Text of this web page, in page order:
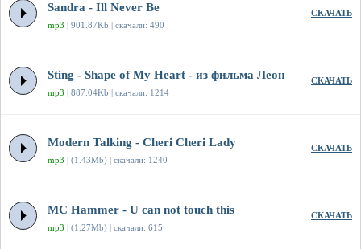
Sandra - Ill Never Be
mp3 | 901.87Kb | скачали: 490
СКАЧАТЬ
Sting - Shape of My Heart - из фильма Леон
mp3 | 887.04Kb | скачали: 1214
СКАЧАТЬ
Modern Talking - Cheri Cheri Lady
mp3 | (1.43Mb) | скачали: 1240
СКАЧАТЬ
MC Hammer - U can not touch this
mp3 | (1.27Mb) | скачали: 615
СКАЧАТЬ